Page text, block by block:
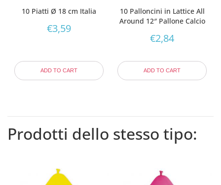
10 Piatti Ø 18 cm Italia
€3,59
ADD TO CART
10 Palloncini in Lattice All
Around 12″ Pallone Calcio
€2,84
ADD TO CART
Prodotti dello stesso tipo: